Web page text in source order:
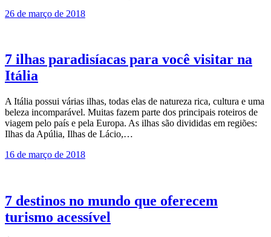
26 de março de 2018
7 ilhas paradisíacas para você visitar na
Itália
A Itália possui várias ilhas, todas elas de natureza rica, cultura e uma
beleza incomparável. Muitas fazem parte dos principais roteiros de
viagem pelo país e pela Europa. As ilhas são divididas em regiões:
Ilhas da Apúlia, Ilhas de Lácio,…
16 de março de 2018
7 destinos no mundo que oferecem
turismo acessível